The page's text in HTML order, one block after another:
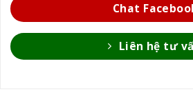
Chat
Liên hệ tư